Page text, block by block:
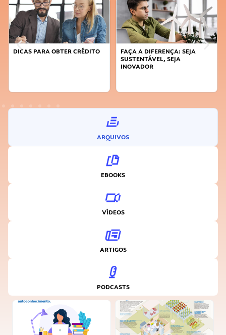
DICAS PARA OBTER CRÉDITO
FAÇA A DIFERENÇA: SEJA
SUSTENTÁVEL, SEJA
INOVADOR
ARQUIVOS
EBOOKS
VÍDEOS
ARTIGOS
PODCASTS